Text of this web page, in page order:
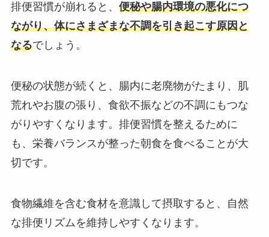
排便習慣が崩れると、 便秘や腸内環境の悪化につ
ながり、体にさまざまな不調を引き起こす原因と
なるでしょう。
便秘の状態が続くと、腸内に老廃物がたまり、肌
荒れやお腹の張り、食欲不振などの不調にもつな
がりやすくなります。排便習慣を整えるために
も、栄養バランスが整った朝食を食べることが大
切です。
食物繊維を含む食材を意識して摂取すると、自然
な排便リズムを維持しやすくなります。